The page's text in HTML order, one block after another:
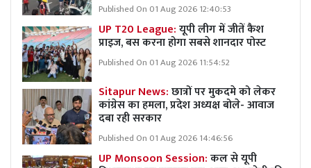
Published On 01 Aug 2026 12:40:53
UP T20 League:यूपी लीग में जीतें कैश
प्राइज, बस करना होगा सबसे शानदार पोस्ट
Published On 01 Aug 2026 11:54:52
Sitapur News:छात्रों पर मुकदमे को लेकर
कांग्रेस का हमला, प्रदेश अध्यक्ष बोले- आवाज
दबा रही सरकार
Published On 01 Aug 2026 14:46:56
UP Monsoon Session:कल से यूपी